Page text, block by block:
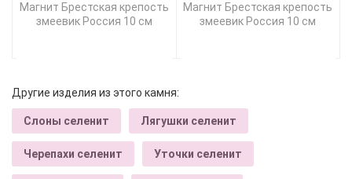
Магнит Брестская крепость
змеевик Россия 10 см
Магнит Брестская крепость
змеевик Россия 10 см
Другие изделия из этого камня:
Слоны селенит Лягушки селенит
Черепахи селенит Уточки селенит